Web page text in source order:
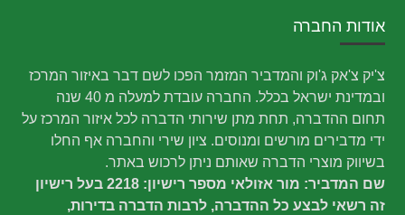
אודות החברה
צ'יק צ'אק ג'וק והמדביר המזמר הפכו לשם דבר באיזור המרכז
ובמדינת ישראל בכלל. החברה עובדת למעלה מ 40 שנה
תחום ההדברה, תחת מתן שירותי הדברה לכל איזור המרכז על
ידי מדבירים מורשים ומנוסים. ציון שירי והחברה אף החלו
בשיווק מוצרי הדברה שאותם ניתן לרכוש באתר.
שם המדביר: מור אזולאי מספר רישיון: 2218 בעל רישיון
זה רשאי לבצע כל ההדברה, לרבות הדברה בדירות,